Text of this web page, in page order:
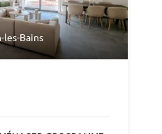
les-Bains